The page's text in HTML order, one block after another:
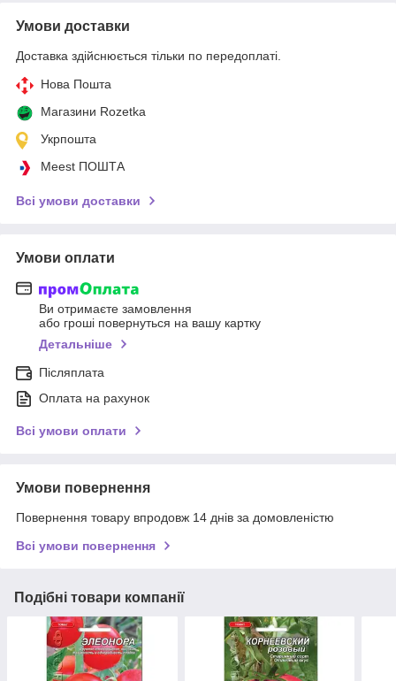
Умови доставки
Доставка здійснюється тільки по передоплаті.
Нова Пошта
Магазини Rozetka
Укрпошта
Meest ПОШТА
Всі умови доставки
Умови оплати
Ви отримаєте замовлення
або гроші повернуться на вашу картку
Детальніше
Післяплата
Оплата на рахунок
Всі умови оплати
Умови повернення
Повернення товару впродовж 14 днів за домовленістю
Всі умови повернення
Подібні товари компанії